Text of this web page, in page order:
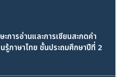
ารอ่านและการเขียนสะกดคำ
รู้ภาษาไทย ชั้นประถมศึกษาปีที่ 2